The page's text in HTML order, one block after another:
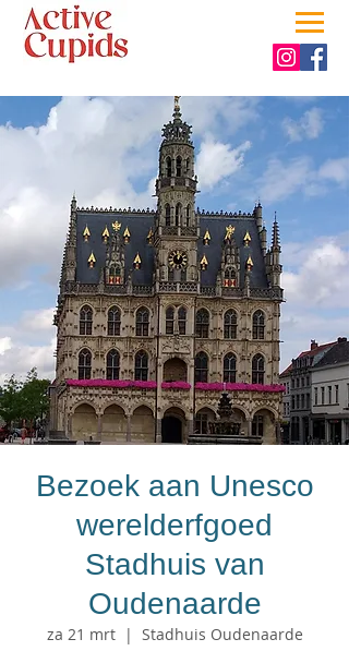
Bezoek aan Unesco
werelderfgoed
Stadhuis van
Oudenaarde
za 21 mrt
  |
Stadhuis Oudenaarde